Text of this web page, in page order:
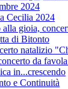
2024
Cecilia 2024
alla gioia,
di Bitonto
natalizio
da
in...crescendo
e Continuità